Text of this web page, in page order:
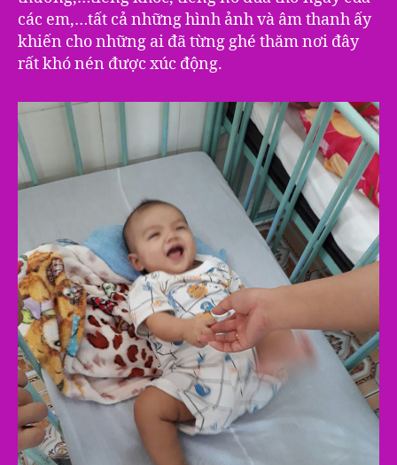
các em,…tất cả những hình ảnh và âm thanh ấy
khiến cho những ai đã từng ghé thăm nơi đây
rất khó nén được xúc động.